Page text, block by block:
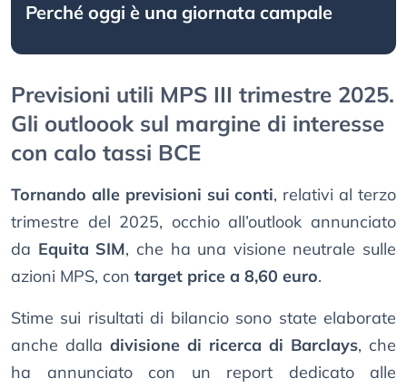
Perché oggi è una giornata campale
Previsioni utili MPS III trimestre 2025.
Gli outloook sul margine di interesse
con calo tassi BCE
Tornando alle previsioni sui conti, relativi al terzo
trimestre del 2025, occhio all’outlook annunciato
da Equita SIM, che ha una visione neutrale sulle
azioni MPS, con target price a 8,60 euro.
Stime sui risultati di bilancio sono state elaborate
anche dalla divisione di ricerca di Barclays, che
ha annunciato con un report dedicato alle